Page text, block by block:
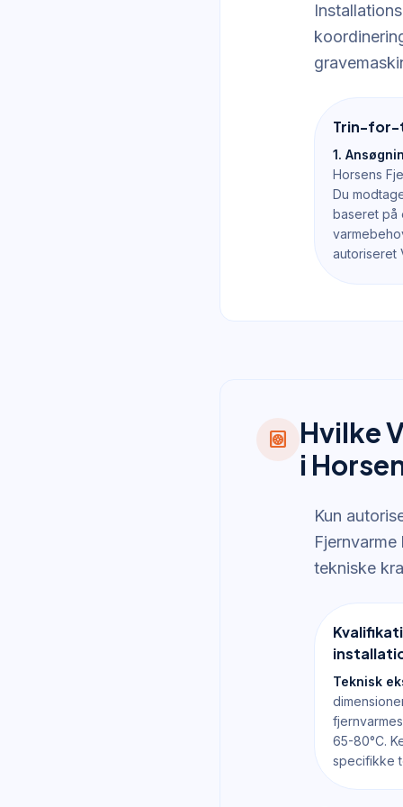
Trin-for-
1.
Horsens
Du
baseret på
autoriseret
heat_pump
Hvilke
i
Kun
tekniske
Teknisk
65-80°C.
specifikke